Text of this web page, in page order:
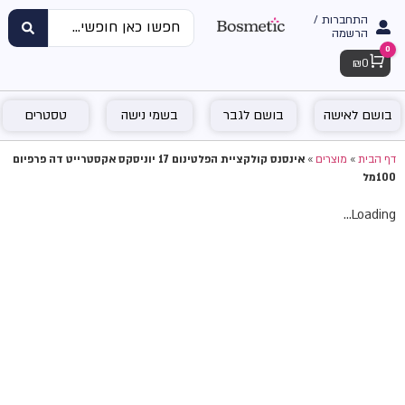
התחברות /
הרשמה
Cart
0
₪ 0
בושם לאישה בושם לגבר בשמי נישה טסטרים
דף הבית»מוצרים»
אינסנס קולקציית הפלטינום 17 יוניסקס אקסטרייט דה פרפיום
100מל
Loading...